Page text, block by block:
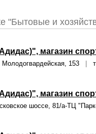
"Бытовые и
магазин
153
магазин
шоссе, 81/а-ТЦ